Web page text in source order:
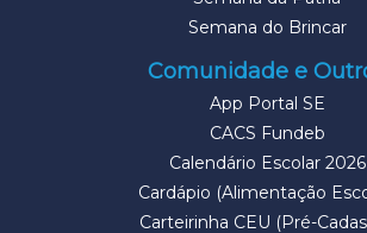
Semana do Brincar
Comunidade e
App Portal SE
CACS Fundeb
Calendário Escolar 2026
Cardápio (Alimentação
Carteirinha CEU (Pré-